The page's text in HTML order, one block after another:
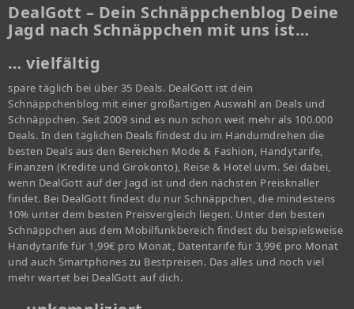
DealGott – Dein Schnäppchenblog Deine
Jagd nach Schnäppchen mit uns ist…
… vielfältig
spare täglich bei über 35 Deals. DealGott ist dein
Schnäppchenblog mit einer großartigen Auswahl an Deals und
Schnäppchen. Seit 2009 sind es nun schon weit mehr als 100.000
Deals. In den täglichen Deals findest du im Handumdrehen die
besten Deals aus den Bereichen Mode & Fashion, Handytarife,
Finanzen (Kredite und Girokonto), Reise & Hotel uvm. Sei dabei,
wenn DealGott auf der Jagd ist und den nächsten Preisknaller
findet. Bei DealGott findest du nur Schnäppchen, die mindestens
10% unter dem besten Preisvergleich liegen. Unter den besten
Schnäppchen aus dem Mobilfunkbereich findest du beispielsweise
Handytarife für 1,99€ pro Monat, Datentarife für 3,99€ pro Monat
und auch Smartphones zu Bestpreisen. Das alles und noch viel
mehr wartet bei DealGott auf dich.